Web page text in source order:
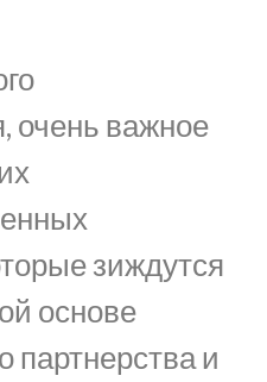
очень важное
зиждутся
основе
партнерства и